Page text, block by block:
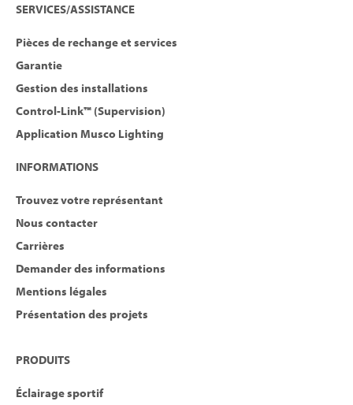
SERVICES/ASSISTANCE
Pièces de rechange et services
Garantie
Gestion des installations
Control-Link™ (Supervision)
Application Musco Lighting
INFORMATIONS
Trouvez votre représentant
Nous contacter
Carrières
Demander des informations
Mentions légales
Présentation des projets
PRODUITS
Éclairage sportif